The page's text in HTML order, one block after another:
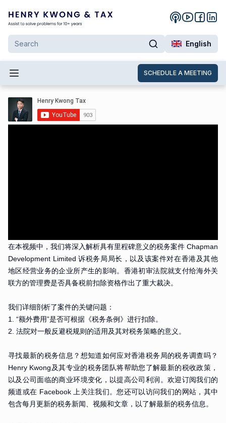
English
SCHEDULE A MEETING
在本视频中，我们将深入解析具有里程碑意义的税务案件 Chapman
Development Limited 诉税务局局长，以及该案件对在香港及其他
地区经营业务的企业所产生的影响。香港初审法院就支付给海外关
联方的管理费是否具备税前扣除资格作出了重大裁决。
我们详细剖析了案件的关键问题：
1. “额外费用”是否可根据《税务条例》进行扣除。
2. 法院对一般反避税规则的适用及其对税务策略的意义。
寻找最新的税务信息？想知道如何应对香港税务局的税务调查吗？
Henry Kwong及其专业的税务团队将帮助您了解最新的税收政策，
以及公司面临的商业环境变化，以提高公司利润。欢迎订阅我们的
频道或在 Facebook 上关注我们。您还可以访问我们的网站，其中
包含每月更新的税务新闻、视频和文章，以了解最新的税务信息。